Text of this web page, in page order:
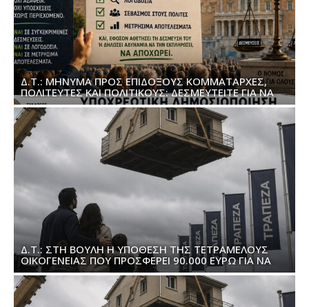
Δ.Τ.: ΜΉΝΥΜΑ ΠΡΟΣ ΕΠΊΔΟΞΟΥΣ ΚΟΜΜΑΤΆΡΧΕΣ,
ΠΟΛΙΤΕΥΤΈΣ ΚΑΙ ΠΟΛΙΤΙΚΟΎΣ: ΔΕΣΜΕΥΤΕΊΤΕ ΓΙΑ ΝΑ
ΣΑΣ ΑΚΟΎΣΟΥΜΕ
Δ.Τ.: ΣΤΗ ΒΟΥΛΉ Η ΥΠΌΘΕΣΗ ΤΗΣ ΤΕΤΡΑΜΕΛΟΎΣ
ΟΙΚΟΓΈΝΕΙΑΣ ΠΟΥ ΠΡΟΣΦΈΡΕΙ 90.000 ΕΥΡΏ ΓΙΑ ΝΑ
ΕΠΑΝΑΓΟΡΆΣΕΙ ΤΟ ΣΠΊΤΙ ΤΗΣ